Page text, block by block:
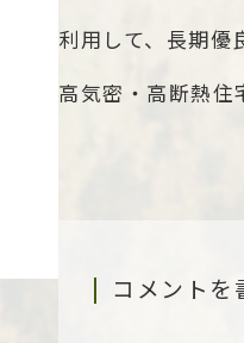
利用して、長期優
高気密・高断熱住
コメントを